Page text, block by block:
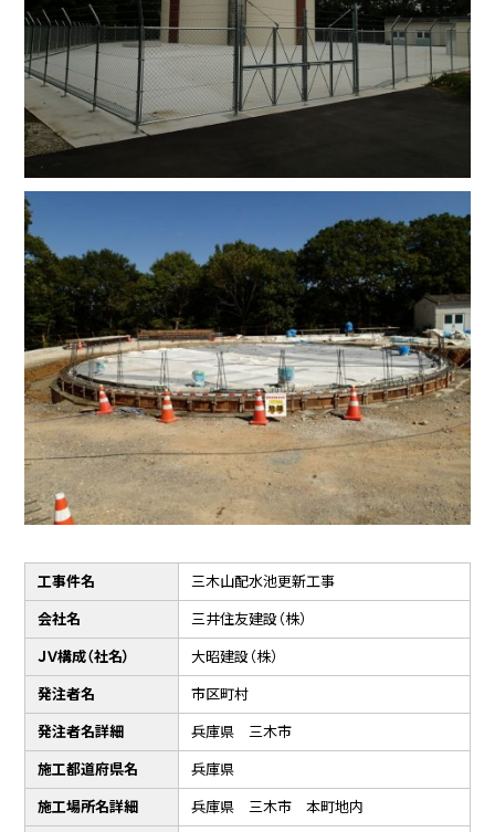
工事件名
三木山配水池更新工事
会社名
三井住友建設（株）
ＪＶ構成（社名）
大昭建設（株）
発注者名
市区町村
発注者名詳細
兵庫県 三木市
施工都道府県名
兵庫県
施工場所名詳細
兵庫県 三木市 本町地内